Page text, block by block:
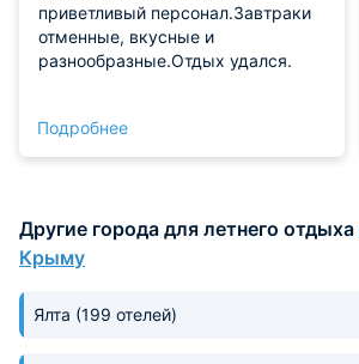
приветливый персонал.Завтраки
отменные, вкусные и
разнообразные.Отдых удался.
Подробнее
Другие города для летнего отдыха
Крыму
Ялта (199 отелей)